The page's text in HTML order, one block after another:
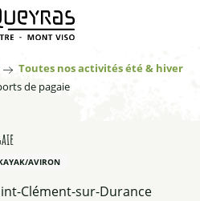
Toutes nos activités été & hiver
de pagaie
AVIRON
Clément-sur-Durance